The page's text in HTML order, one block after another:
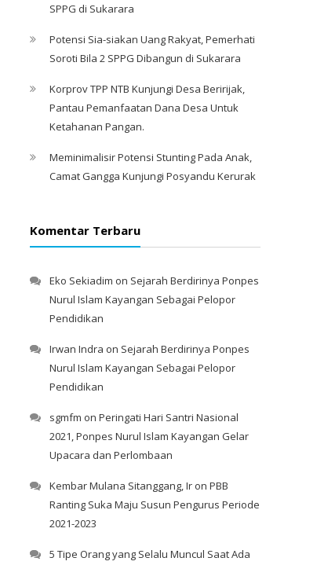
SPPG di Sukarara
Potensi Sia-siakan Uang Rakyat, Pemerhati
Soroti Bila 2 SPPG Dibangun di Sukarara
Korprov TPP NTB Kunjungi Desa Beririjak,
Pantau Pemanfaatan Dana Desa Untuk
Ketahanan Pangan.
Meminimalisir Potensi Stunting Pada Anak,
Camat Gangga Kunjungi Posyandu Kerurak
Komentar Terbaru
Eko Sekiadim on Sejarah Berdirinya Ponpes
Nurul Islam Kayangan Sebagai Pelopor
Pendidikan
Irwan Indra on Sejarah Berdirinya Ponpes
Nurul Islam Kayangan Sebagai Pelopor
Pendidikan
sgmfm on Peringati Hari Santri Nasional
2021, Ponpes Nurul Islam Kayangan Gelar
Upacara dan Perlombaan
Kembar Mulana Sitanggang, Ir on PBB
Ranting Suka Maju Susun Pengurus Periode
2021-2023
5 Tipe Orang yang Selalu Muncul Saat Ada